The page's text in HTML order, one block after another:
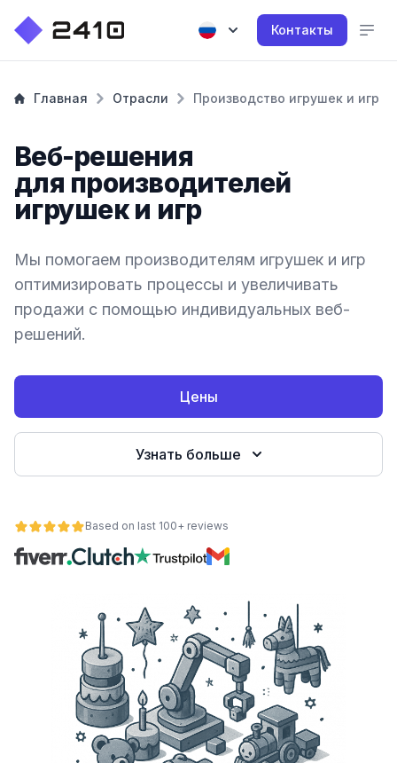
Контакты
Главная Отрасли Производство игрушек и игр
Веб-решения
для производителей
игрушек и игр
Мы помогаем производителям игрушек и игр
оптимизировать процессы и увеличивать
продажи с помощью индивидуальных веб-
решений.
Цены
Узнать больше
Based on last 100+ reviews